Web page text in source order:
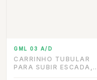
GML 03 A/D
CARRINHO TUBULAR
PARA SUBIR ESCADA,